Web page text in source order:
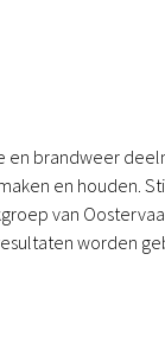
en brandweer
en houden.
van
worden